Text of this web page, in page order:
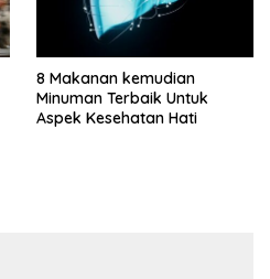
8 Makanan kemudian
Minuman Terbaik Untuk
Aspek Kesehatan Hati